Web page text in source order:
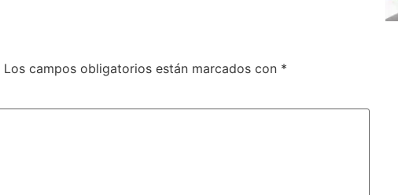
Los campos obligatorios están marcados con *